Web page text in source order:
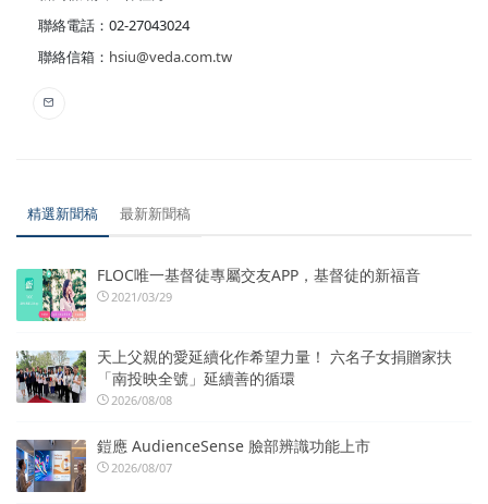
聯絡電話：02-27043024
聯絡信箱： hsiu@veda.com.tw
精選新聞稿 最新新聞稿
FLOC唯一基督徒專屬交友APP，基督徒的新福音
2021/03/29
天上父親的愛延續化作希望力量！ 六名子女捐贈家扶
「南投映全號」延續善的循環
2026/08/08
鎧應 AudienceSense 臉部辨識功能上市
2026/08/07